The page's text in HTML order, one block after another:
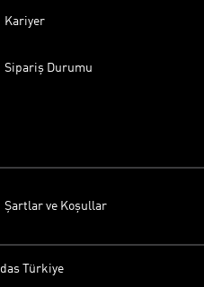
Kariyer
Sipariş Durumu
Şartlar ve Koşullar
Türkiye